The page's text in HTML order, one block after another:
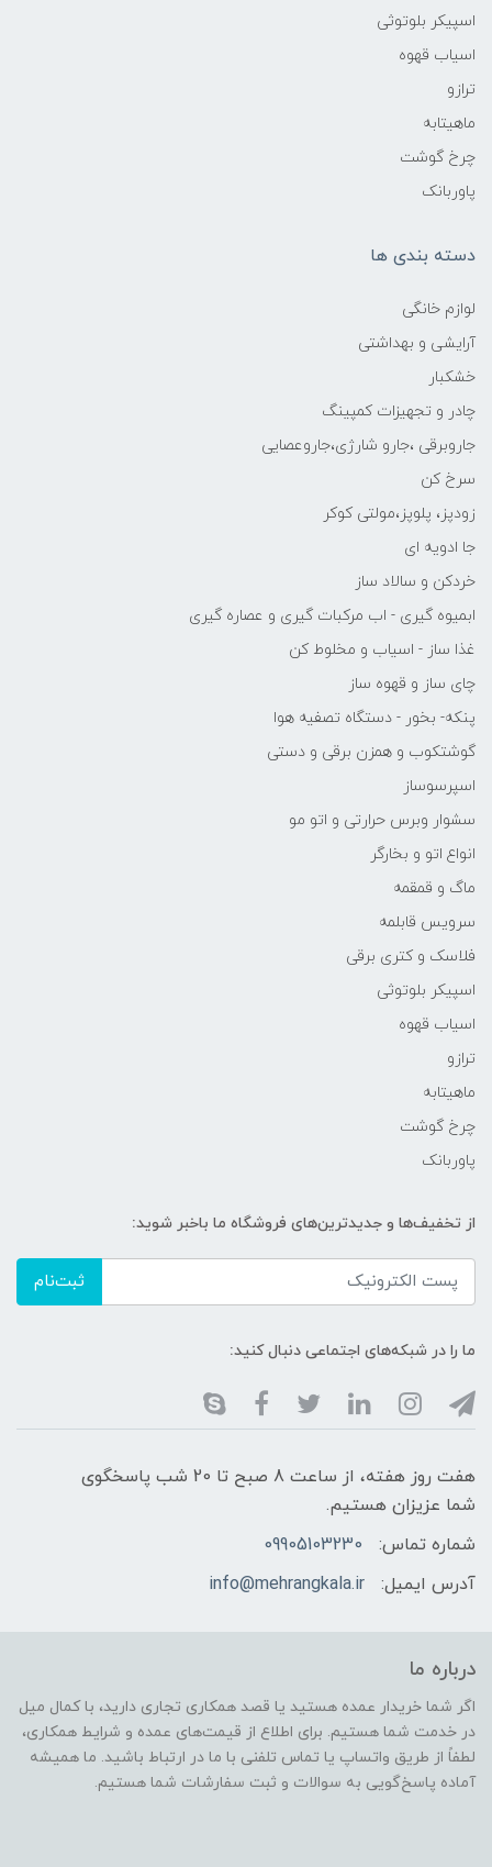
اسپیکر بلوتوثی
اسیاب قهوه
ترازو
ماهیتابه
چرخ گوشت
پاوربانک
دسته بندی ها
لوازم خانگی
آرایشی و بهداشتی
خشکبار
چادر و تجهیزات کمپینگ
جاروبرقی ،جارو شارژی،جاروعصایی
سرخ کن
زودپز، پلوپز،مولتی کوکر
جا ادویه ای
خردکن و سالاد ساز
ابمیوه گیری - اب مرکبات گیری و عصاره گیری
غذا ساز - اسیاب و مخلوط کن
چای ساز و قهوه ساز
پنکه- بخور - دستگاه تصفیه هوا
گوشتکوب و همزن برقی و دستی
اسپرسوساز
سشوار وبرس حرارتی و اتو مو
انواع اتو و بخارگر
ماگ و قمقمه
سرویس قابلمه
فلاسک و کتری برقی
اسپیکر بلوتوثی
اسیاب قهوه
ترازو
ماهیتابه
چرخ گوشت
پاوربانک
از تخفیف‌ها و جدیدترین‌های فروشگاه ما باخبر شوید:
ثبت‌نام
ما را در شبکه‌های اجتماعی دنبال کنید:
هفت روز هفته، از ساعت 8 صبح تا 20 شب پاسخگوی
شما عزیزان هستیم.
شماره تماس:
09905103230
آدرس ایمیل:
info@mehrangkala.ir
درباره ما
اگر شما خریدار عمده هستید یا قصد همکاری تجاری دارید، با کمال میل
در خدمت شما هستیم. برای اطلاع از قیمت‌های عمده و شرایط همکاری،
لطفاً از طریق واتساپ یا تماس تلفنی با ما در ارتباط باشید. ما همیشه
آماده پاسخ‌گویی به سوالات و ثبت سفارشات شما هستیم.